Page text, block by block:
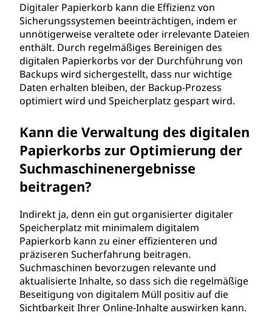
Digitaler Papierkorb kann die Effizienz von
Sicherungssystemen beeinträchtigen, indem er
unnötigerweise veraltete oder irrelevante Dateien
enthält. Durch regelmäßiges Bereinigen des
digitalen Papierkorbs vor der Durchführung von
Backups wird sichergestellt, dass nur wichtige
Daten erhalten bleiben, der Backup-Prozess
optimiert wird und Speicherplatz gespart wird.
Kann die Verwaltung des digitalen
Papierkorbs zur Optimierung der
Suchmaschinenergebnisse
beitragen?
Indirekt ja, denn ein gut organisierter digitaler
Speicherplatz mit minimalem digitalem
Papierkorb kann zu einer effizienteren und
präziseren Sucherfahrung beitragen.
Suchmaschinen bevorzugen relevante und
aktualisierte Inhalte, so dass sich die regelmäßige
Beseitigung von digitalem Müll positiv auf die
Sichtbarkeit Ihrer Online-Inhalte auswirken kann.